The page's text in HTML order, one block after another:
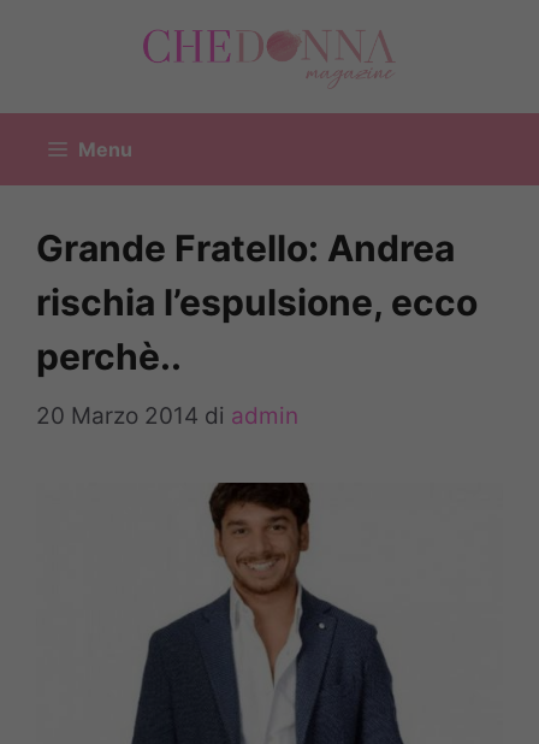
Menu
Grande Fratello: Andrea
rischia l’espulsione, ecco
perchè..
20 Marzo 2014 di admin